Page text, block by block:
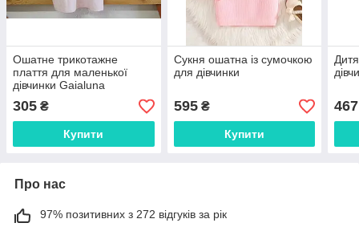
Ошатне трикотажне
плаття для маленької
дівчинки Gaialuna
305 ₴
Купити
Сукня ошатна із сумочкою
для дівчинки
595₴
Купити
467
Про нас
97% позитивних з 272 відгуків за рік